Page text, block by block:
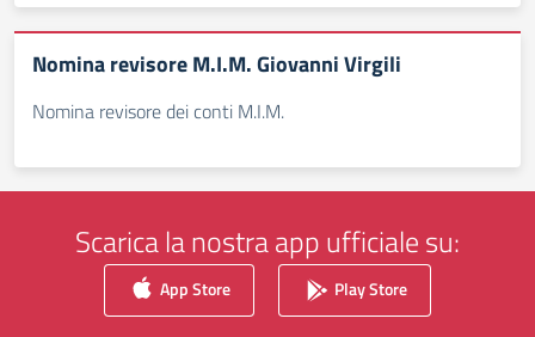
Nomina revisore M.I.M. Giovanni Virgili
Nomina revisore dei conti M.I.M.
Scarica la nostra app ufficiale su:
App Store Play Store